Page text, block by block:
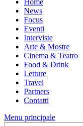
Home
News
Focus
Eventi
Interviste
Arte & Mostre
Cinema & Teatro
Food & Drink
Letture
Travel
Partners
Contatti
Menu principale